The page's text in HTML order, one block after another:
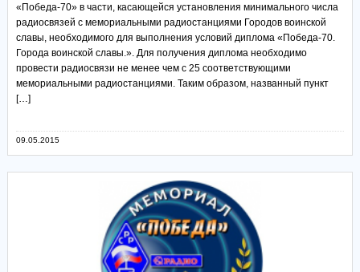
«Победа-70» в части, касающейся установления минимального числа
радиосвязей с мемориальными радиостанциями Городов воинской
славы, необходимого для выполнения условий диплома «Победа-70.
Города воинской славы.». Для получения диплома необходимо
провести радиосвязи не менее чем с 25 соответствующими
мемориальными радиостанциями. Таким образом, названный пункт
[…]
09.05.2015